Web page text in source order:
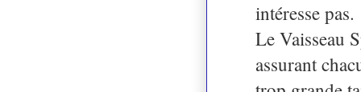
intéresse pas.
Le Vaisseau
assurant